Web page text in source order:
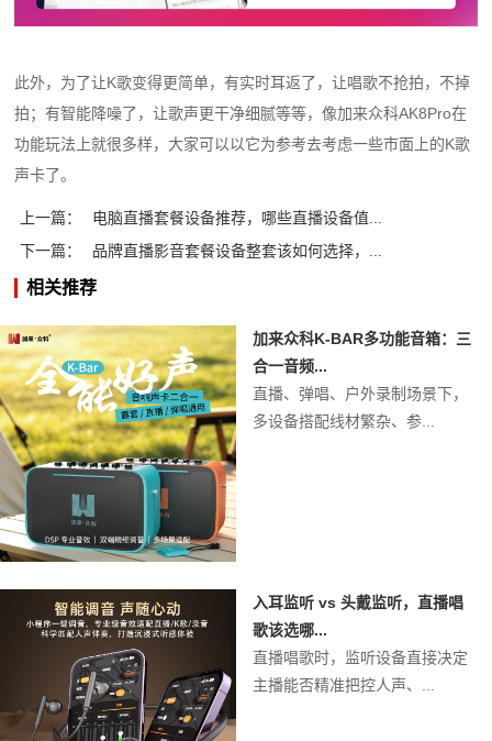
此外，为了让K歌变得更简单，有实时耳返了，让唱歌不抢拍，不掉
拍；有智能降噪了，让歌声更干净细腻等等，像加来众科AK8Pro在
功能玩法上就很多样，大家可以以它为参考去考虑一些市面上的K歌
声卡了。
上一篇：
电脑直播套餐设备推荐，哪些直播设备值...
下一篇：
品牌直播影音套餐设备整套该如何选择，...
相关推荐
加来众科K-BAR多功能音箱：三
合一音频...
直播、弹唱、户外录制场景下，
多设备搭配线材繁杂、参...
入耳监听 vs 头戴监听，直播唱
歌该选哪...
直播唱歌时，监听设备直接决定
主播能否精准把控人声、...